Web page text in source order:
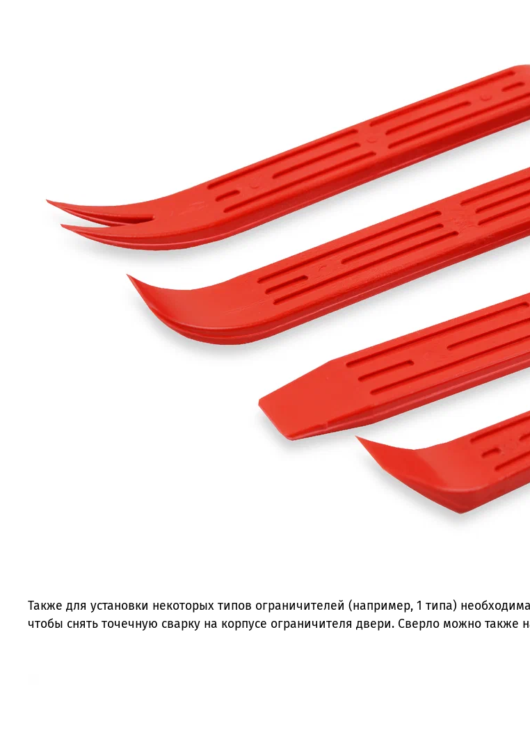
Также для установки некоторых типов ограничителей (например, 1 типа) необходима
чтобы снять точечную сварку на корпусе ограничителя двери. Сверло можно также